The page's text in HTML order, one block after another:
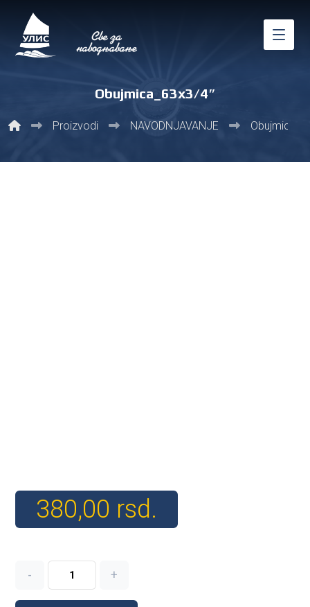
Obujmica_63x3/4″
Proizvodi NAVODNJAVANJE Obujmice
380,00 rsd.
- +